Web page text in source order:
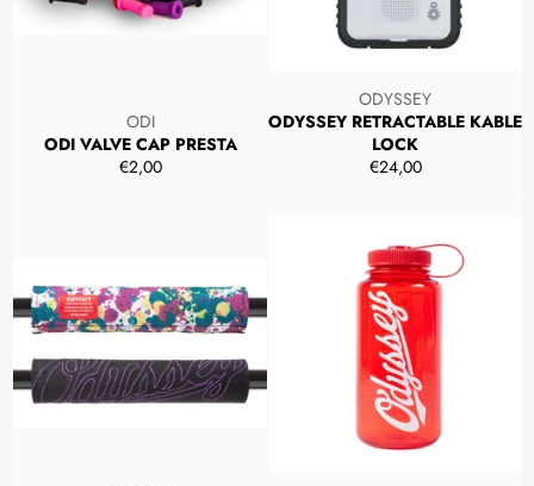
ODI
ODI VALVE CAP PRESTA
Prezzo
€2,00
ODYSSEY
ODYSSEY RETRACTABLE KABLE
LOCK
Prezzo
€24,00